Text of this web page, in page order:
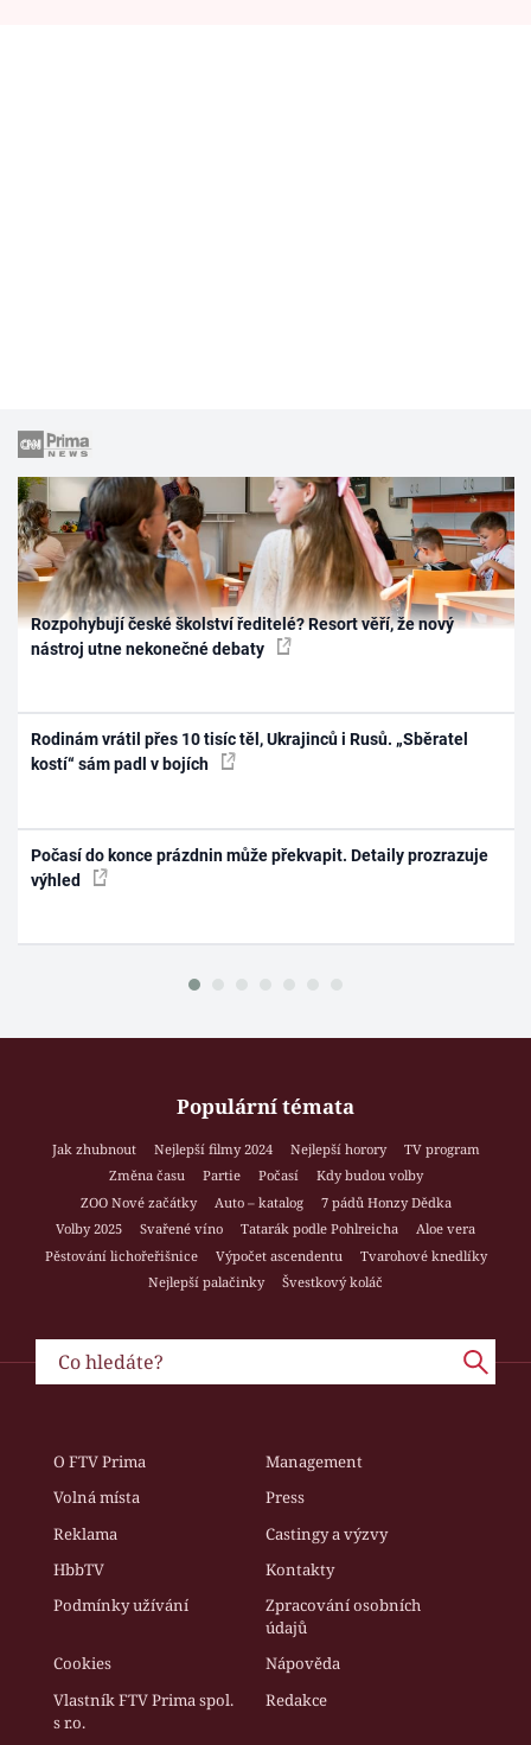
Rozpohybují české školství ředitelé? Resort věří, že nový
nástroj utne nekonečné debaty
Rodinám vrátil přes 10 tisíc těl, Ukrajinců i Rusů. „Sběratel
kostí“ sám padl v bojích
Počasí do konce prázdnin může překvapit. Detaily prozrazuje
výhled
Populární témata
Jak zhubnout Nejlepší filmy 2024 Nejlepší horory
TV program
Změna času
Partie Počasí
Kdy budou volby
ZOO Nové začátky
Auto – katalog
7 pádů Honzy Dědka
Volby 2025
Svařené víno Tatarák podle Pohlreicha
Aloe vera
Pěstování lichořeřišnice
Výpočet ascendentu
Tvarohové knedlíky
Nejlepší palačinky
Švestkový koláč
O FTV Prima
Management
Volná místa
Press
Reklama
Castingy a výzvy
HbbTV
Kontakty
Podmínky užívání
Zpracování osobních
údajů
Cookies
Nápověda
Vlastník FTV Prima spol.
s r.o.
Redakce